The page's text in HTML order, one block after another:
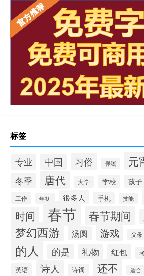
标签
专业 中国 习俗 保暖 元
冬季 唐代 大学 学校 孩子
工作 年初 很多人 手机 技能
时间 春节 春节期间
梦幻西游 汤圆 游戏 父母
的人 的是 礼物 红包
英语 诗人 诗词 还不 适合